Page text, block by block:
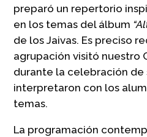
preparó un repertorio
en los temas del álbum
de los Jaivas. Es preciso
agrupación visitó nuestro
durante la celebración de
interpretaron con los
temas.
La programación